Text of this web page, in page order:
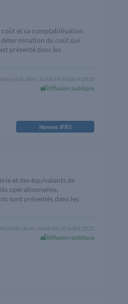
coût et sa comptabilisation
détermination du coût qui
présenté dans les
de publication : lundi 29 octobre 2018
diffusion publique
Normes IFRS
et des équivalents de
opérationnelles,
sont présentés dans les
publication : vendredi 28 juillet 2023
diffusion publique